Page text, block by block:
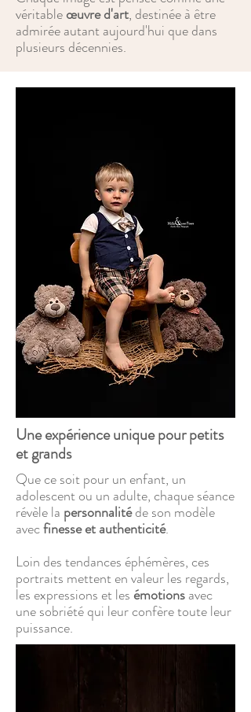
véritableœuvre d'art, destinée à être
admirée autant aujourd'hui que dans
plusieurs décennies.
Une expérience unique pour petits
et grands
Que ce soit pour un enfant, un
adolescent ou un adulte, chaque séance
révèle la personnalitéde son modèle
avecfinesse et authenticité.
Loin des tendances éphémères, ces
portraits mettent en valeur les regards,
les expressions et les émotionsavec
une sobriété qui leur confère toute leur
puissance.